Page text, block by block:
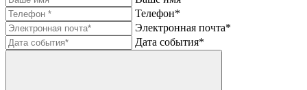
Телефон*
Электронная почта*
Дата события*